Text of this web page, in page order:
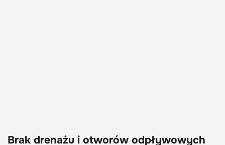
Brak drenażu i otworów odpływowych